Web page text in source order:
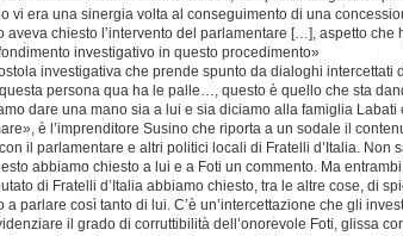
vi era una sinergia volta al conseguimento di una
aveva chiesto l’intervento del parlamentare […], aspetto che
investigativo in questo procedimento»
investigativa che prende spunto da dialoghi intercettati
persona qua ha le palle…, questo è quello che sta
dare una mano sia a lui e sia diciamo alla famiglia Labati
è l’imprenditore Susino che riporta a un sodale il
il parlamentare e altri politici locali di Fratelli d’Italia. Non
abbiamo chiesto a lui e a Foti un commento. Ma
di Fratelli d’Italia abbiamo chiesto, tra le altre cose, di
a parlare così tanto di lui. C’è un’intercettazione che gli
il grado di corruttibilità dell’onorevole Foti, glissa